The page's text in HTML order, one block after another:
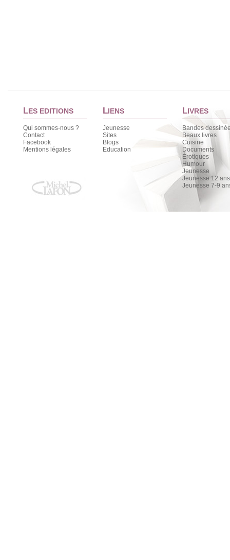
LES EDITIONS
Qui sommes-nous ?
Contact
Facebook
Mentions légales
LIENS
Jeunesse
Sites
Blogs
Education
LIVRES
Bandes
Beaux livres
Cuisine
Documents
Érotiques
Humour
Jeunesse
Jeunesse 12
Jeunesse 7-9